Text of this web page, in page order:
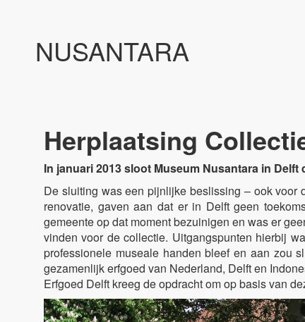
NUSANTARA
Herplaatsing
In januari 2013 sloot Museum Nusantara in
De sluiting was een pijnlijke beslissing – ook voor
renovatie, gaven aan dat er in Delft geen
gemeente op dat moment bezuinigen en was er
vinden voor de collectie. Uitgangspunten hierbij
professionele museale handen bleef en aan zou
gezamenlijk erfgoed van Nederland, Delft en
Erfgoed Delft kreeg de opdracht om op basis van